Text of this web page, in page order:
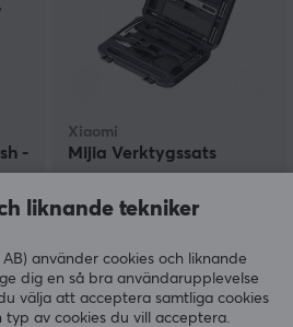
-
Xiaomi
Mijia Verktygssats
(0)
749 kr
liknande tekniker
AB) använder cookies och liknande
dig en så bra användarupplevelse
välja att acceptera samtliga cookies
typ av cookies du vill acceptera.